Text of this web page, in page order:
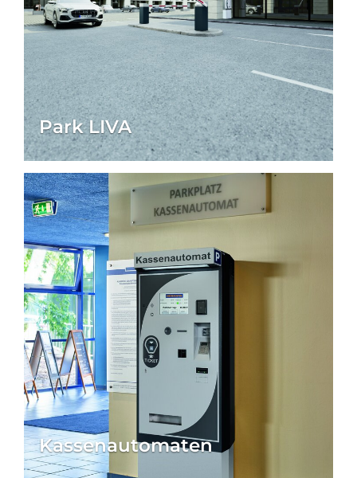
Park LIVA
Kassenautomaten